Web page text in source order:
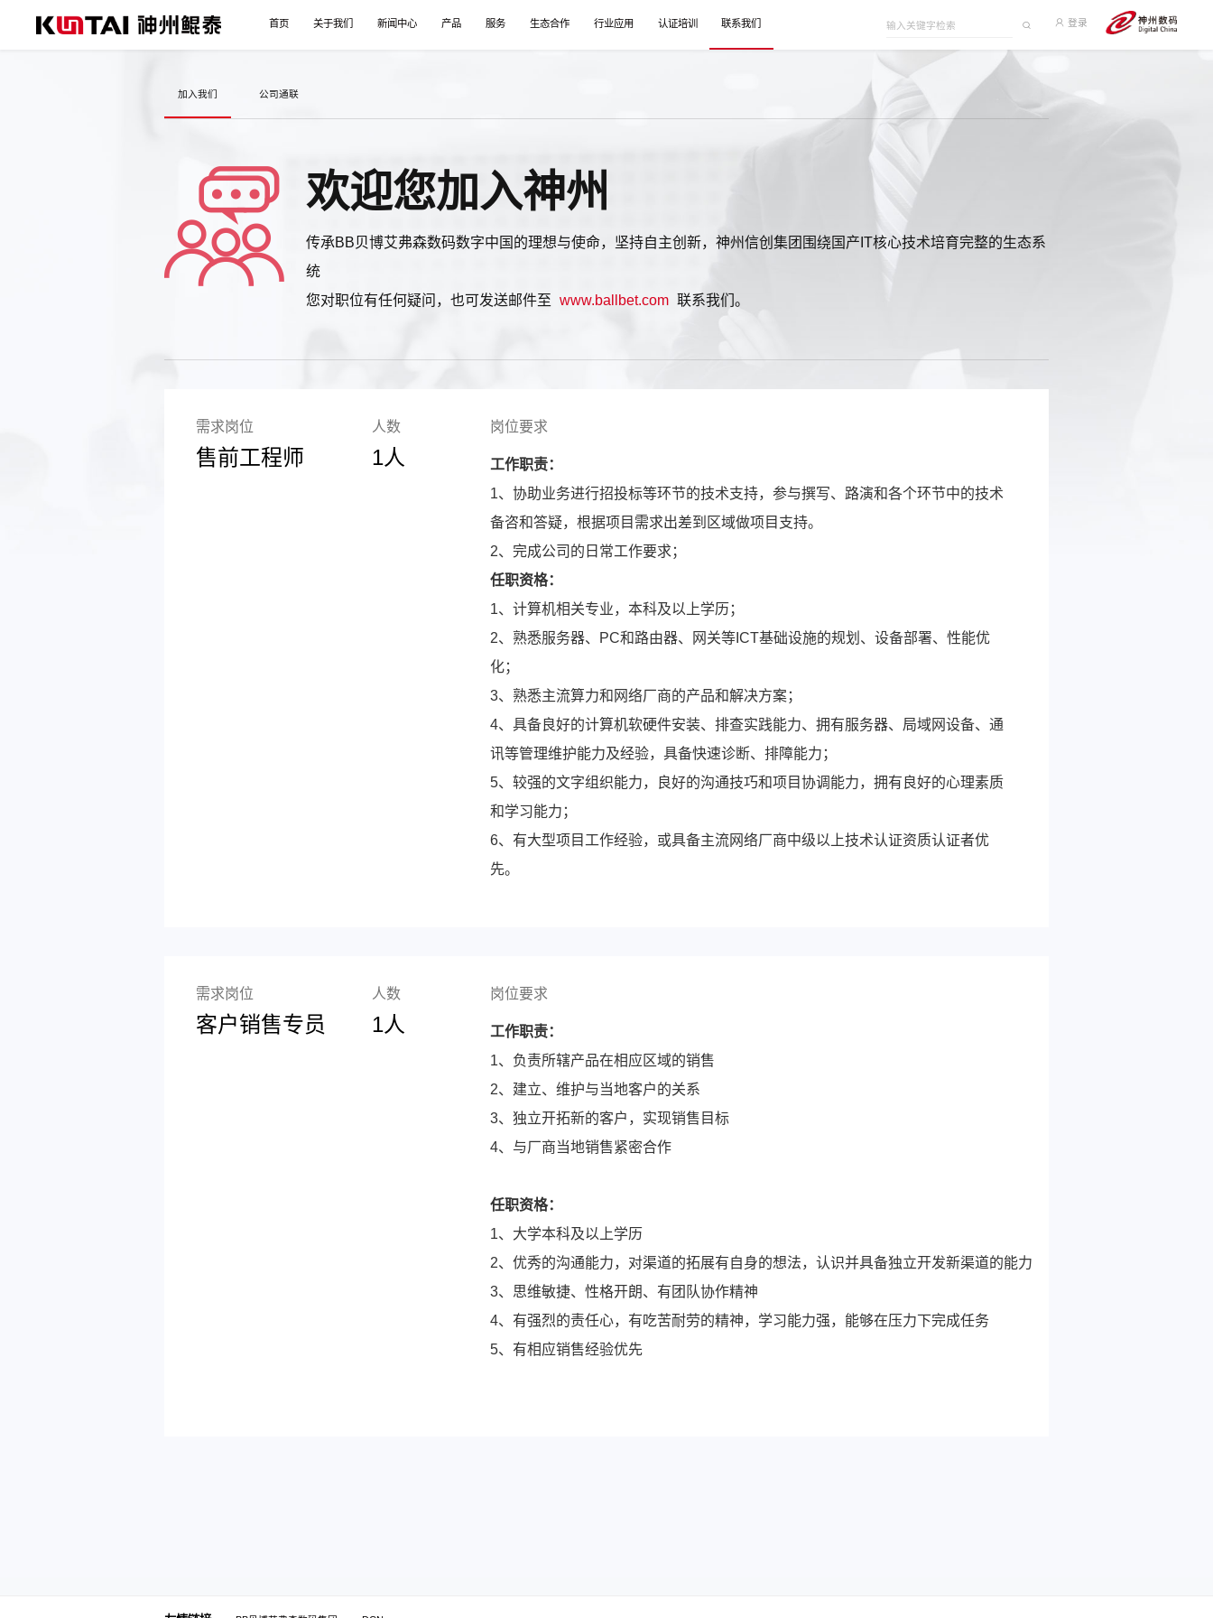
首页 关于我们 新闻中心 产品 服务 生态合作 行业应用 认证培训 联系我们 登录
加入我们 公司通联
欢迎您加入神州
传承BB贝博艾弗森数码数字中国的理想与使命，坚持自主创新，神州信创集团围绕国产IT核心技术培育完整的生态系
统
您对职位有任何疑问，也可发送邮件至 www.ballbet.com 联系我们。
需求岗位
售前工程师
人数
1人
岗位要求
工作职责：
1、协助业务进行招投标等环节的技术支持，参与撰写、路演和各个环节中的技术
备咨和答疑，根据项目需求出差到区域做项目支持。
2、完成公司的日常工作要求；
任职资格：
1、计算机相关专业，本科及以上学历；
2、熟悉服务器、PC和路由器、网关等ICT基础设施的规划、设备部署、性能优
化；
3、熟悉主流算力和网络厂商的产品和解决方案；
4、具备良好的计算机软硬件安装、排查实践能力、拥有服务器、局域网设备、通
讯等管理维护能力及经验，具备快速诊断、排障能力；
5、较强的文字组织能力，良好的沟通技巧和项目协调能力，拥有良好的心理素质
和学习能力；
6、有大型项目工作经验，或具备主流网络厂商中级以上技术认证资质认证者优
先。
需求岗位
客户销售专员
人数
1人
岗位要求
工作职责：
1、负责所辖产品在相应区域的销售
2、建立、维护与当地客户的关系
3、独立开拓新的客户，实现销售目标
4、与厂商当地销售紧密合作
任职资格：
1、大学本科及以上学历
2、优秀的沟通能力，对渠道的拓展有自身的想法，认识并具备独立开发新渠道的能力
3、思维敏捷、性格开朗、有团队协作精神
4、有强烈的责任心，有吃苦耐劳的精神，学习能力强，能够在压力下完成任务
5、有相应销售经验优先